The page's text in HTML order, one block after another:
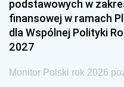
podstawowych w
finansowej w ramach
dla Wspólnej Polityki
2027
Monitor Polski rok 2026